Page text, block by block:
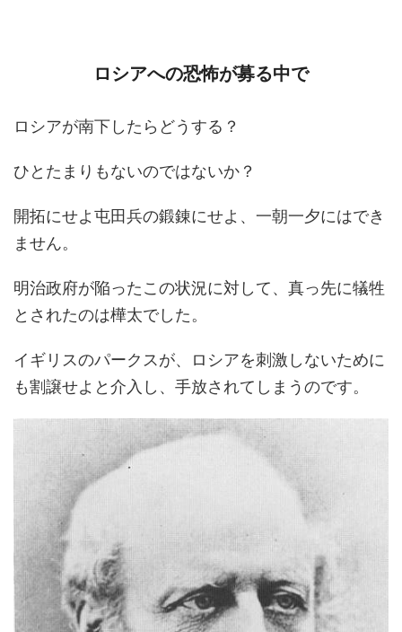
ロシアへの恐怖が募る中で
ロシアが南下したらどうする？
ひとたまりもないのではないか？
開拓にせよ屯田兵の鍛錬にせよ、一朝一夕にはでき
ません。
明治政府が陥ったこの状況に対して、真っ先に犠牲
とされたのは樺太でした。
イギリスのパークスが、ロシアを刺激しないために
も割譲せよと介入し、手放されてしまうのです。